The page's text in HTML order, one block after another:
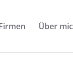
Über